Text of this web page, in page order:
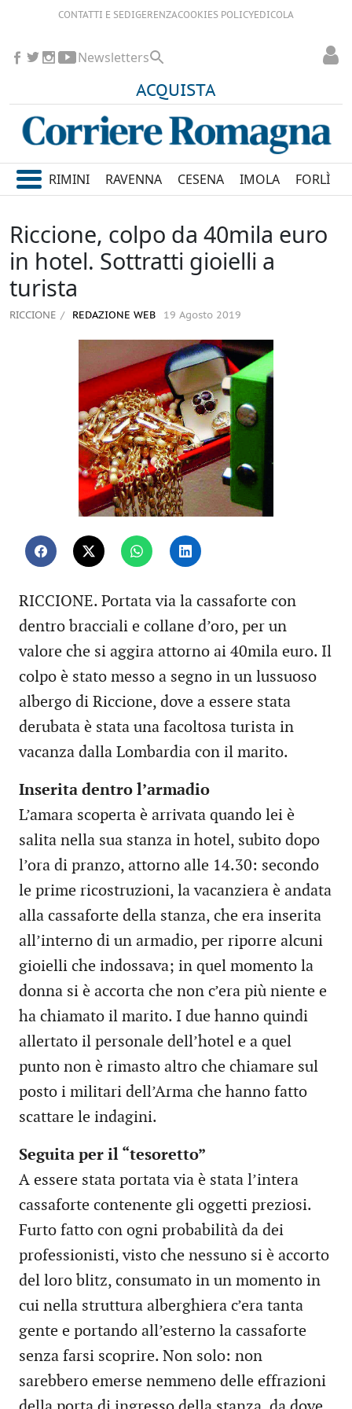
CONTATTI E SEDIGERENZACOOKIES POLICYEDICOLA
ACQUISTA
Newsletters
RIMINI RAVENNA CESENA IMOLA FORLÌ
Riccione, colpo da 40mila euro
in hotel. Sottratti gioielli a
turista
RICCIONE REDAZIONE WEB 19 Agosto 2019
RICCIONE. Portata via la cassaforte con
dentro bracciali e collane d’oro, per un
valore che si aggira attorno ai 40mila euro. Il
colpo è stato messo a segno in un lussuoso
albergo di Riccione, dove a essere stata
derubata è stata una facoltosa turista in
vacanza dalla Lombardia con il marito.
Inserita dentro l’armadio
L’amara scoperta è arrivata quando lei è
salita nella sua stanza in hotel, subito dopo
l’ora di pranzo, attorno alle 14.30: secondo
le prime ricostruzioni, la vacanziera è andata
alla cassaforte della stanza, che era inserita
all’interno di un armadio, per riporre alcuni
gioielli che indossava; in quel momento la
donna si è accorta che non c’era più niente e
ha chiamato il marito. I due hanno quindi
allertato il personale dell’hotel e a quel
punto non è rimasto altro che chiamare sul
posto i militari dell’Arma che hanno fatto
scattare le indagini.
Seguita per il “tesoretto”
A essere stata portata via è stata l’intera
cassaforte contenente gli oggetti preziosi.
Furto fatto con ogni probabilità da dei
professionisti, visto che nessuno si è accorto
del loro blitz, consumato in un momento in
cui nella struttura alberghiera c’era tanta
gente e portando all’esterno la cassaforte
senza farsi scoprire. Non solo: non
sarebbero emerse nemmeno delle effrazioni